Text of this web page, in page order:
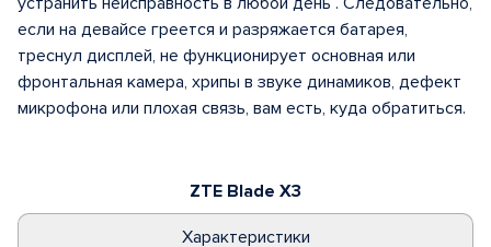
ZTE Blade X3
Характеристики
если на девайсе греется и разряжается батарея,
треснул дисплей, не функционирует основная или
фронтальная камера, хрипы в звуке динамиков, дефект
микрофона или плохая связь, вам есть, куда обратиться.